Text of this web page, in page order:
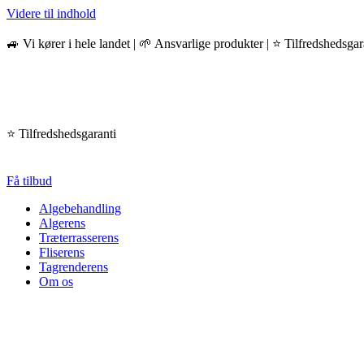
Videre til indhold
🚙 Vi kører i hele landet | 🌱 Ansvarlige produkter | ⭐️
⭐️ Tilfredshedsgaranti
Få tilbud
Algebehandling
Algerens
Træterrasserens
Fliserens
Tagrenderens
Om os